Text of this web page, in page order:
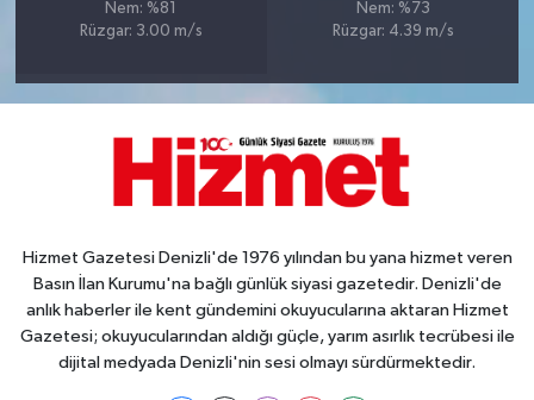
Nem: %81
Rüzgar: 3.00 m/s
Nem: %73
Rüzgar: 4.39 m/s
Hizmet Gazetesi Denizli'de 1976 yılından bu yana hizmet veren
Basın İlan Kurumu'na bağlı günlük siyasi gazetedir. Denizli'de
anlık haberler ile kent gündemini okuyucularına aktaran Hizmet
Gazetesi; okuyucularından aldığı güçle, yarım asırlık tecrübesi ile
dijital medyada Denizli'nin sesi olmayı sürdürmektedir.